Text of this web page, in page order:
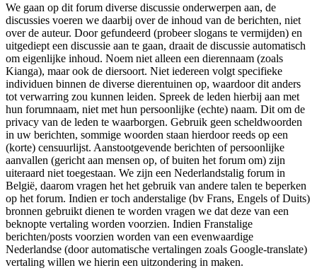
We gaan op dit forum diverse discussie onderwerpen aan, de
discussies voeren we daarbij over de inhoud van de berichten, niet
over de auteur. Door gefundeerd (probeer slogans te vermijden) en
uitgediept een discussie aan te gaan, draait de discussie automatisch
om eigenlijke inhoud. Noem niet alleen een dierennaam (zoals
Kianga), maar ook de diersoort. Niet iedereen volgt specifieke
individuen binnen de diverse dierentuinen op, waardoor dit anders
tot verwarring zou kunnen leiden. Spreek de leden hierbij aan met
hun forumnaam, niet met hun persoonlijke (echte) naam. Dit om de
privacy van de leden te waarborgen. Gebruik geen scheldwoorden
in uw berichten, sommige woorden staan hierdoor reeds op een
(korte) censuurlijst. Aanstootgevende berichten of persoonlijke
aanvallen (gericht aan mensen op, of buiten het forum om) zijn
uiteraard niet toegestaan. We zijn een Nederlandstalig forum in
België, daarom vragen het het gebruik van andere talen te beperken
op het forum. Indien er toch anderstalige (bv Frans, Engels of Duits)
bronnen gebruikt dienen te worden vragen we dat deze van een
beknopte vertaling worden voorzien. Indien Franstalige
berichten/posts voorzien worden van een evenwaardige
Nederlandse (door automatische vertalingen zoals Google-translate)
vertaling willen we hierin een uitzondering in maken.